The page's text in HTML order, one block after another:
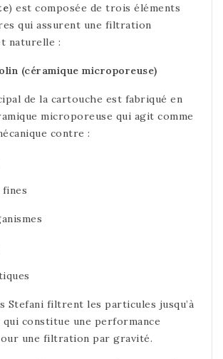
) est composée de trois éléments
qui assurent une filtration
naturelle :
(céramique microporeuse)
de la cartouche est fabriqué en
microporeuse qui agit comme
contre :
Stefani filtrent les particules jusqu’à
qui constitue une performance
une filtration par gravité.